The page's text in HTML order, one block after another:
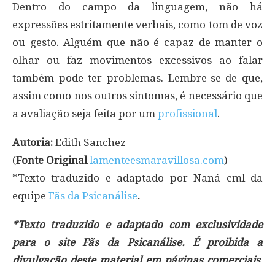
Dentro do campo da linguagem, não há
expressões estritamente verbais, como tom de voz
ou gesto. Alguém que não é capaz de manter o
olhar ou faz movimentos excessivos ao falar
também pode ter problemas. Lembre-se de que,
assim como nos outros sintomas, é necessário que
a avaliação seja feita por um profissional.
Autoria: Edith Sanchez
(Fonte Original lamenteesmaravillosa.com)
*Texto traduzido e adaptado por Naná cml da
equipe Fãs da Psicanálise.
*Texto traduzido e adaptado com exclusividade
para o site Fãs da Psicanálise. É proibida a